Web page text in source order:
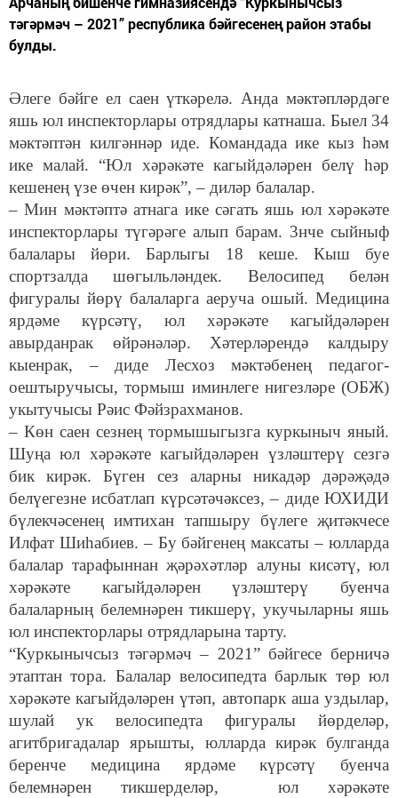
тәгәрмәч – 2021” республика бәйгесенең район этабы
булды.
Әлеге бәйге ел саен үткәрелә. Анда мәктәпләрдәге
яшь юл инспекторлары отрядлары катнаша. Быел 34
мәктәптән килгәннәр иде. Командада ике кыз һәм
ике малай. “Юл хәрәкәте кагыйдәләрен белү һәр
кешенең үзе өчен кирәк”, – диләр балалар.
– Мин мәктәптә атнага ике сәгать яшь юл хәрәкәте
инспекторлары түгәрәге алып барам. 3нче сыйныф
балалары йөри. Барлыгы 18 кеше. Кыш буе
спортзалда шөгыльләндек. Велосипед белән
фигуралы йөрү балаларга аеруча ошый. Медицина
ярдәме күрсәтү, юл хәрәкәте кагыйдәләрен
авырданрак өйрәнәләр. Хәтерләрендә калдыру
кыенрак, – диде Лесхоз мәктәбенең педагог-
оештыручысы, тормыш иминлеге нигезләре (ОБЖ)
укытучысы Рәис Фәйзрахманов.
– Көн саен сезнең тормышыгызга куркыныч яный.
Шуңа юл хәрәкәте кагыйдәләрен үзләштерү сезгә
бик кирәк. Бүген сез аларны никадәр дәрәҗәдә
белүегезне исбатлап күрсәтәчәксез, – диде ЮХИДИ
бүлекчәсенең имтихан тапшыру бүлеге җитәкчесе
Илфат Шиһабиев. – Бу бәйгенең максаты – юлларда
балалар тарафыннан җәрәхәтләр алуны кисәтү, юл
хәрәкәте кагыйдәләрен үзләштерү буенча
балаларның белемнәрен тикшерү, укучыларны яшь
юл инспекторлары отрядларына тарту.
“Куркынычсыз тәгәрмәч – 2021” бәйгесе берничә
этаптан тора. Балалар велосипедта барлык төр юл
хәрәкәте кагыйдәләрен үтәп, автопарк аша уздылар,
шулай ук велосипедта фигуралы йөрделәр,
агитбригадалар ярышты, юлларда кирәк булганда
беренче медицина ярдәме күрсәтү буенча
белемнәрен тикшерделәр, юл хәрәкәте